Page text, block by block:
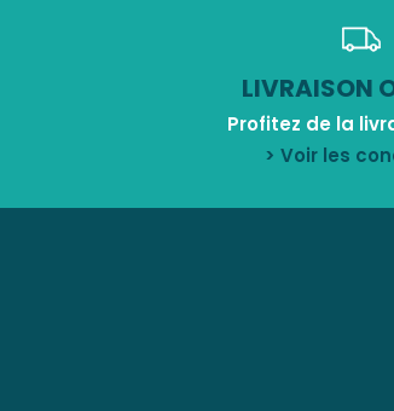
LIVRAISON
Profitez de la
> Voir les